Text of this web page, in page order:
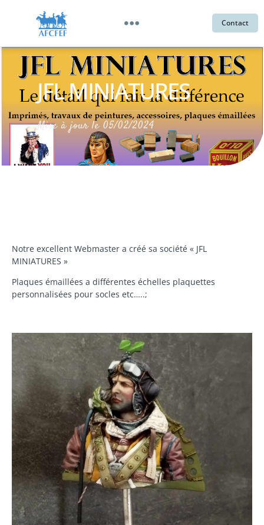
Contact
JFL MINIATURES
Mise à jour le 05/02/2024
Notre excellent Webmaster a créé sa société « JFL
MINIATURES »
Plaques émaillées a différentes échelles plaquettes
personnalisées pour socles etc…..;